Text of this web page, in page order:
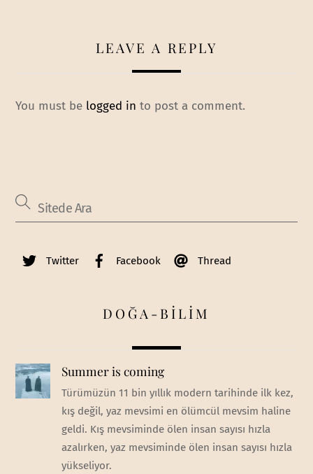
LEAVE A REPLY
You must be logged in to post a comment.
Twitter Facebook Thread
DOĞA-BİLİM
Summer is coming
Türümüzün 11 bin yıllık modern tarihinde ilk kez,
kış değil, yaz mevsimi en ölümcül mevsim haline
geldi. Kış mevsiminde ölen insan sayısı hızla
azalırken, yaz mevsiminde ölen insan sayısı hızla
yükseliyor.